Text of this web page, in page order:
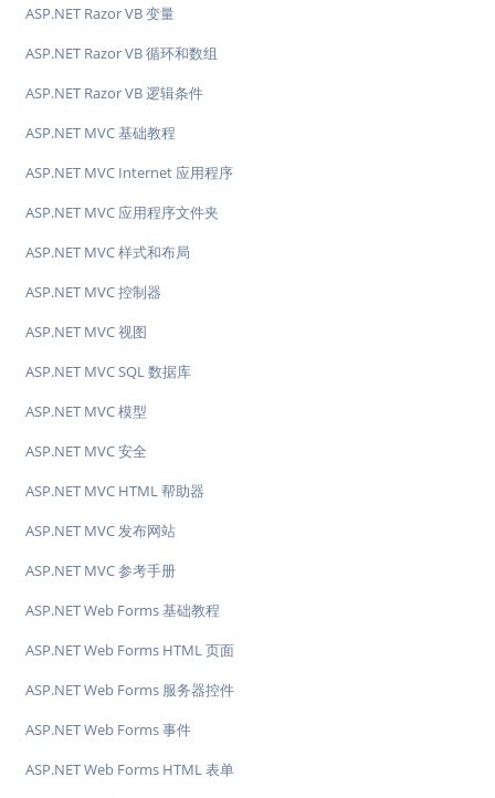
ASP.NET Razor VB 变量
ASP.NET Razor VB 循环和数组
ASP.NET Razor VB 逻辑条件
ASP.NET MVC 基础教程
ASP.NET MVC Internet 应用程序
ASP.NET MVC 应用程序文件夹
ASP.NET MVC 样式和布局
ASP.NET MVC 控制器
ASP.NET MVC 视图
ASP.NET MVC SQL 数据库
ASP.NET MVC 模型
ASP.NET MVC 安全
ASP.NET MVC HTML 帮助器
ASP.NET MVC 发布网站
ASP.NET MVC 参考手册
ASP.NET Web Forms 基础教程
ASP.NET Web Forms HTML 页面
ASP.NET Web Forms 服务器控件
ASP.NET Web Forms 事件
ASP.NET Web Forms HTML 表单